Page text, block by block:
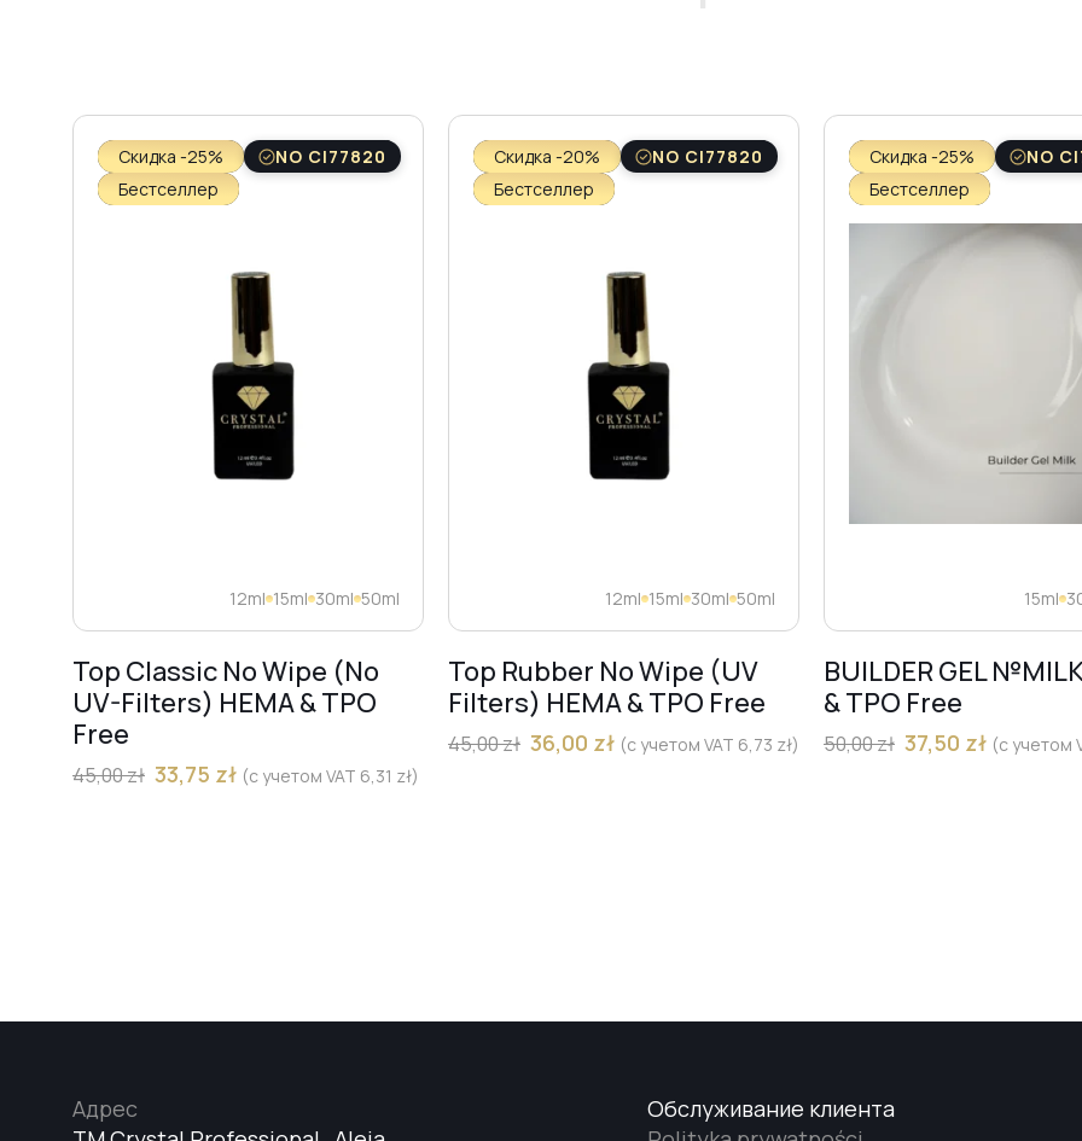
Скидка -25%
NO CI77820
Бестселлер
12ml 15ml 30ml 50ml
Top Classic No Wipe (No
UV-Filters) HEMA & TPO
Free
45,00zł 33,75 zł (с учетом VAT 6,31 zł)
Скидка -20%
NO CI77820
Бестселлер
12ml 15ml 30ml 50ml
Top Rubber No Wipe (UV
Filters) HEMA & TPO Free
45,00zł 36,00 zł (с учетом VAT 6,73 zł)
Скидка -25%
NO
Бестселлер
15ml
BUILDER GEL
& TPO Free
50,00zł 37,50 zł (с учетом
Адрес
Обслуживание клиента